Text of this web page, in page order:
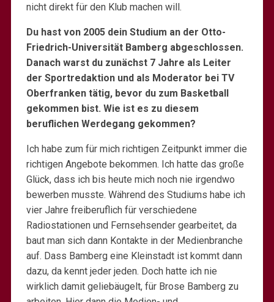
nicht direkt für den Klub machen will.
Du hast von 2005 dein Studium an der Otto-
Friedrich-Universität Bamberg abgeschlossen.
Danach warst du zunächst 7 Jahre als Leiter
der Sportredaktion und als Moderator bei TV
Oberfranken tätig, bevor du zum Basketball
gekommen bist. Wie ist es zu diesem
beruflichen Werdegang gekommen?
Ich habe zum für mich richtigen Zeitpunkt immer die
richtigen Angebote bekommen. Ich hatte das große
Glück, dass ich bis heute mich noch nie irgendwo
bewerben musste. Während des Studiums habe ich
vier Jahre freiberuflich für verschiedene
Radiostationen und Fernsehsender gearbeitet, da
baut man sich dann Kontakte in der Medienbranche
auf. Dass Bamberg eine Kleinstadt ist kommt dann
dazu, da kennt jeder jeden. Doch hatte ich nie
wirklich damit geliebäugelt, für Brose Bamberg zu